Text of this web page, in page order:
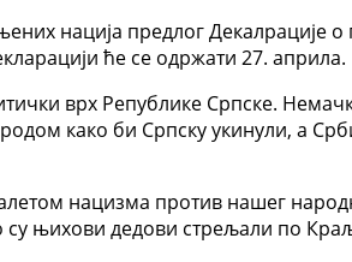
нација предлог Декалрације
ће се одржати 27. априла.
врх Републике Српске.
како би Српску укинули, а
нацизма против нашег
њихови дедови стрељали по